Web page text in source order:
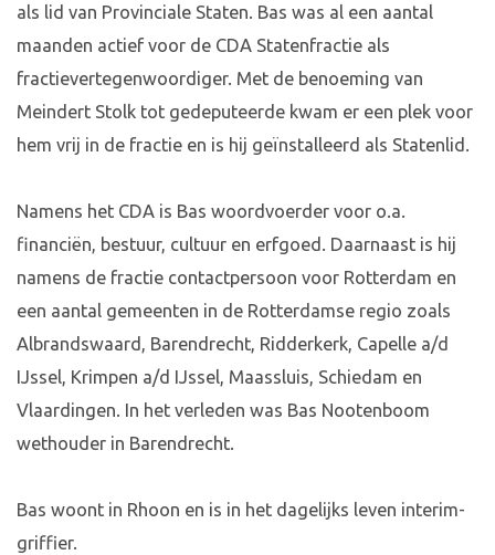
als lid van Provinciale Staten. Bas was al een aantal
maanden actief voor de CDA Statenfractie als
fractievertegenwoordiger. Met de benoeming van
Meindert Stolk tot gedeputeerde kwam er een plek voor
hem vrij in de fractie en is hij geïnstalleerd als Statenlid.
Namens het CDA is Bas woordvoerder voor o.a.
financiën, bestuur, cultuur en erfgoed. Daarnaast is hij
namens de fractie contactpersoon voor Rotterdam en
een aantal gemeenten in de Rotterdamse regio zoals
Albrandswaard, Barendrecht, Ridderkerk, Capelle a/d
IJssel, Krimpen a/d IJssel, Maassluis, Schiedam en
Vlaardingen. In het verleden was Bas Nootenboom
wethouder in Barendrecht.
Bas woont in Rhoon en is in het dagelijks leven interim-
griffier.